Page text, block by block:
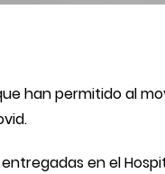
han permitido al
en el